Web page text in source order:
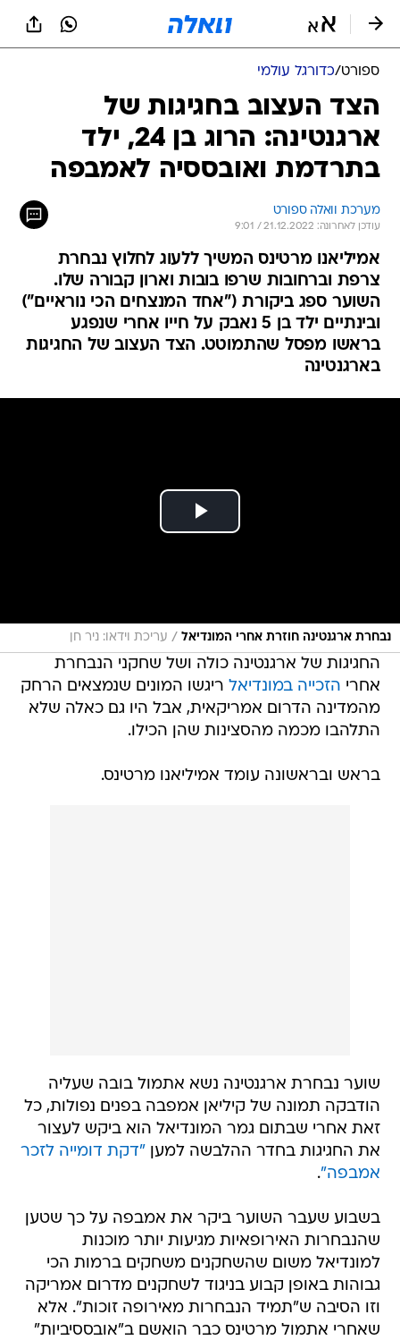
ספורט/כדורגל עולמי
הצד העצוב בחגיגות של
ארגנטינה: הרוג בן 24, ילד
בתרדמת ואובססיה לאמבפה
מערכת וואלה ספורט
עודכן לאחרונה: 21.12.2022 / 9:01
אמיליאנו מרטינס המשיך ללעוג לחלוץ נבחרת
צרפת וברחובות שרפו בובות וארון קבורה שלו.
השוער ספג ביקורת ("אחד המנצחים הכי נוראיים")
ובינתיים ילד בן 5 נאבק על חייו אחרי שנפגע
בראשו מפסל שהתמוטט. הצד העצוב של החגיגות
בארגנטינה
נבחרת ארגנטינה חוזרת אחרי המונדיאל / עריכת וידאו: ניר חן
החגיגות של ארגנטינה כולה ושל שחקני הנבחרת
אחרי הזכייה במונדיאל ריגשו המונים שנמצאים הרחק
מהמדינה הדרום אמריקאית, אבל היו גם כאלה שלא
התלהבו מכמה מהסצינות שהן הכילו.
בראש ובראשונה עומד אמיליאנו מרטינס.
שוער נבחרת ארגנטינה נשא אתמול בובה שעליה
הודבקה תמונה של קיליאן אמפבה בפנים נפולות, כל
זאת אחרי שבתום גמר המונדיאל הוא ביקש לעצור
את החגיגות בחדר ההלבשה למען "דקת דומייה לזכר
אמבפה".
בשבוע שעבר השוער ביקר את אמבפה על כך שטען
שהנבחרות האירופאיות מגיעות יותר מוכנות
למונדיאל משום שהשחקנים משחקים ברמות הכי
גבוהות באופן קבוע בניגוד לשחקנים מדרום אמריקה
וזו הסיבה ש"תמיד הנבחרות מאירופה זוכות". אלא
שאחרי אתמול מרטינס כבר הואשם ב"אובססיביות"